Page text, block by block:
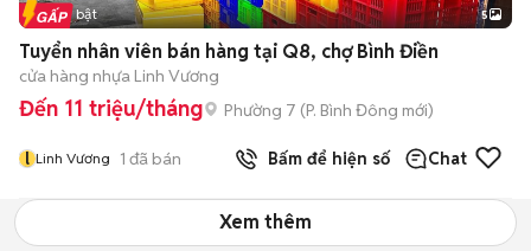
Tin nổi bật 5
Tuyển nhân viên bán hàng tại Q8, chợ Bình Điền
cửa hàng nhựa Linh Vương
Đến 11 triệu/tháng Phường 7 (P. Bình Đông mới)
l Linh Vương 1 đã bán Bấm để hiện số Chat
Xem thêm